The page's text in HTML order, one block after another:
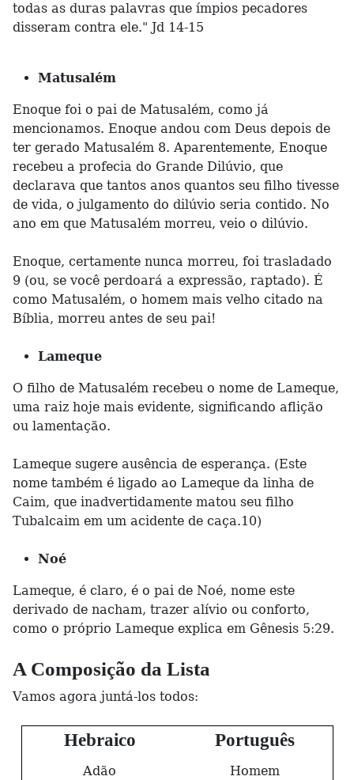
todas as duras palavras que ímpios pecadores
disseram contra ele." Jd 14-15
Matusalém
Enoque foi o pai de Matusalém, como já
mencionamos. Enoque andou com Deus depois de
ter gerado Matusalém 8. Aparentemente, Enoque
recebeu a profecia do Grande Dilúvio, que
declarava que tantos anos quantos seu filho tivesse
de vida, o julgamento do dilúvio seria contido. No
ano em que Matusalém morreu, veio o dilúvio.
Enoque, certamente nunca morreu, foi trasladado
9 (ou, se você perdoará a expressão, raptado). É
como Matusalém, o homem mais velho citado na
Bíblia, morreu antes de seu pai!
Lameque
O filho de Matusalém recebeu o nome de Lameque,
uma raiz hoje mais evidente, significando aflição
ou lamentação.
Lameque sugere ausência de esperança. (Este
nome também é ligado ao Lameque da linha de
Caim, que inadvertidamente matou seu filho
Tubalcaim em um acidente de caça.10)
Noé
Lameque, é claro, é o pai de Noé, nome este
derivado de nacham, trazer alívio ou conforto,
como o próprio Lameque explica em Gênesis 5:29.
A Composição da Lista
Vamos agora juntá-los todos:
Hebraico Português
Adão
Homem